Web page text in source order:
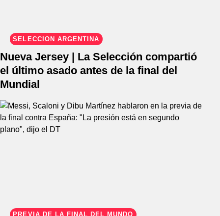
SELECCIÓN ARGENTINA
Nueva Jersey | La Selección compartió
el último asado antes de la final del
Mundial
PREVIA DE LA FINAL DEL MUNDO